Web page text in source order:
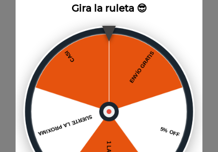
Ideal para acompañar carnes de bajo contenido graso
o magras, también puede acompañar pescados
grasos o fibrosos como el atún. Puede acompañar
igualmente quesos semi maduros y charcutería
Formato
750cc
Año
2023
Categoría
Reserva
También te puede interesar
Gira la ruleta 😎